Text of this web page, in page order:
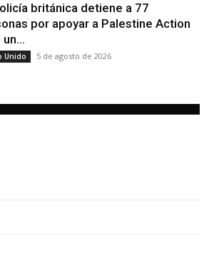
británica detiene a 77
por apoyar a Palestine Action
Unido 5 de agosto de 2026